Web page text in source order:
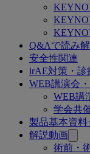
Q&Aで読み
安全性関連
irAE対策・診
WEB講演会
WEB講
学会共
製品基本資料
解説動画
術前・